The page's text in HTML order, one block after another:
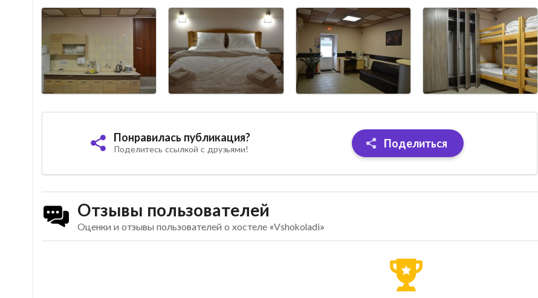
Понравилась публикация?
Поделитесь ссылкой с друзьями! Поделиться
Отзывы пользователей
Оценки и отзывы пользователей о хостеле «Vshokoladi»